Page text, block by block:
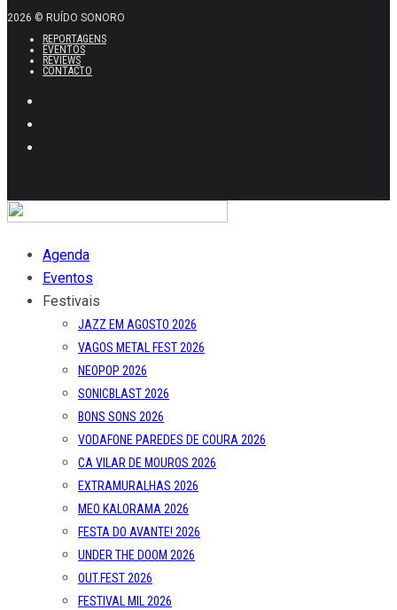
2026 © RUÍDO SONORO
REPORTAGENS
EVENTOS
REVIEWS
CONTACTO
Agenda
Eventos
Festivais
JAZZ EM AGOSTO 2026
VAGOS METAL FEST 2026
NEOPOP 2026
SONICBLAST 2026
BONS SONS 2026
VODAFONE PAREDES DE COURA 2026
CA VILAR DE MOUROS 2026
EXTRAMURALHAS 2026
MEO KALORAMA 2026
FESTA DO AVANTE! 2026
UNDER THE DOOM 2026
OUT.FEST 2026
FESTIVAL MIL 2026